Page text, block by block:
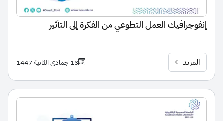
إنفوجرافيك العمل التطوعي من الفكرة إلى التأثير
المزيد 13 جمادى الثانية 1447